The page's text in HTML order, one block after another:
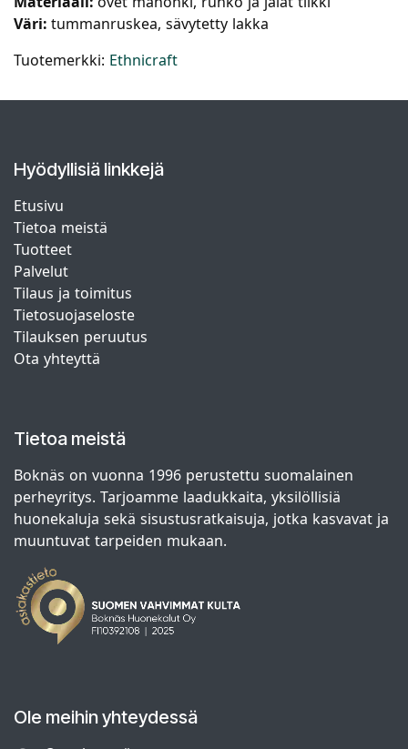
Väri: tummanruskea, sävytetty lakka
Tuotemerkki: Ethnicraft
Hyödyllisiä linkkejä
Etusivu
Tietoa meistä
Tuotteet
Palvelut
Tilaus ja toimitus
Tietosuojaseloste
Tilauksen peruutus
Ota yhteyttä
Tietoa meistä
Boknäs on vuonna 1996 perustettu suomalainen
perheyritys. Tarjoamme laadukkaita, yksilöllisiä
huonekaluja sekä sisustusratkaisuja, jotka kasvavat ja
muuntuvat tarpeiden mukaan.
Ole meihin yhteydessä